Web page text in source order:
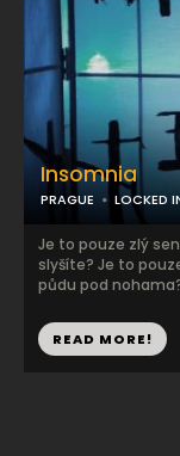
Insomnia
PRAGUE LOCKED
Je to pouze zlý
slyšíte? Je to
půdu pod
READ MORE!